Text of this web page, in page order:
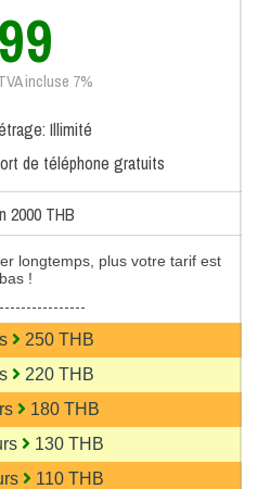
99
incluse 7%
Illimité
de téléphone gratuits
2000 THB
longtemps, plus votre tarif est
bas !
250 THB
220 THB
180 THB
130 THB
110 THB